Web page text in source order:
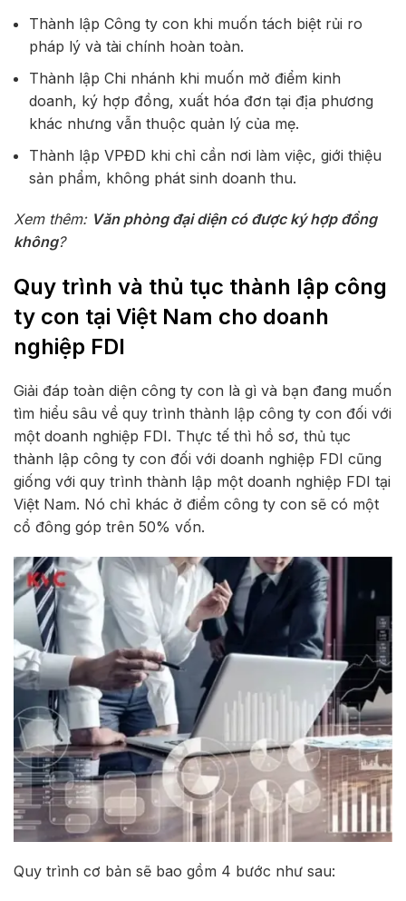
Thành lập Công ty con khi muốn tách biệt rủi ro
pháp lý và tài chính hoàn toàn.
Thành lập Chi nhánh khi muốn mở điểm kinh
doanh, ký hợp đồng, xuất hóa đơn tại địa phương
khác nhưng vẫn thuộc quản lý của mẹ.
Thành lập VPĐD khi chỉ cần nơi làm việc, giới thiệu
sản phẩm, không phát sinh doanh thu.
Xem thêm: Văn phòng đại diện có được ký hợp đồng
không?
Quy trình và thủ tục thành lập công
ty con tại Việt Nam cho doanh
nghiệp FDI
Giải đáp toàn diện công ty con là gì và bạn đang muốn
tìm hiểu sâu về quy trình thành lập công ty con đối với
một doanh nghiệp FDI. Thực tế thì hồ sơ, thủ tục
thành lập công ty con đối với doanh nghiệp FDI cũng
giống với quy trình thành lập một doanh nghiệp FDI tại
Việt Nam. Nó chỉ khác ở điểm công ty con sẽ có một
cổ đông góp trên 50% vốn.
Quy trình cơ bản sẽ bao gồm 4 bước như sau: